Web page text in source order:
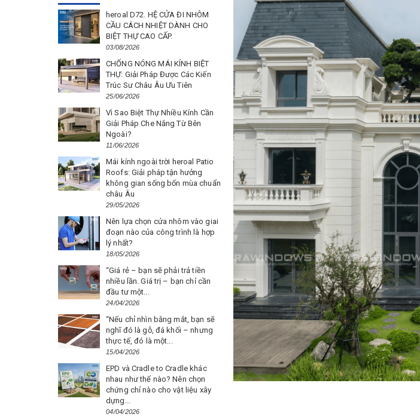
heroal D72. HỆ CỬA ĐI NHÔM
CẦU CÁCH NHIỆT DÀNH CHO
BIỆT THỰ CAO CẤP.
03/08/2026
CHỐNG NÓNG MÁI KÍNH BIỆT
THỰ: Giải Pháp Được Các Kiến
Trúc Sư Châu Âu Ưu Tiên
25/06/2026
Vì Sao Biệt Thự Nhiều Kính Cần
Giải Pháp Che Nắng Từ Bên
Ngoài?
11/06/2026
Mái kính ngoài trời heroal Patio
Roofs: Giải pháp tận hưởng
không gian sống bốn mùa chuẩn
châu Âu
29/05/2026
Nên lựa chọn cửa nhôm vào giai
đoạn nào của công trình là hợp
lý nhất?
18/05/2026
“Giá rẻ – bạn sẽ phải trả tiền
nhiều lần. Giá trị – bạn chỉ cần
đầu tư một...
24/04/2026
“Nếu chỉ nhìn bằng mắt, bạn sẽ
nghĩ đó là gỗ, đá khối – nhưng
thực tế, đó là một...
15/04/2026
EPD và Cradle to Cradle khác
nhau như thế nào? Nên chọn
chứng chỉ nào cho vật liệu xây
dựng...
04/04/2026